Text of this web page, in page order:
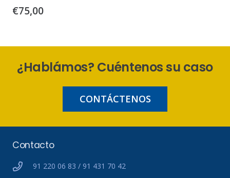
€75,00
¿Hablámos? Cuéntenos su caso
CONTÁCTENOS
Contacto
91 220 06 83 / 91 431 70 42